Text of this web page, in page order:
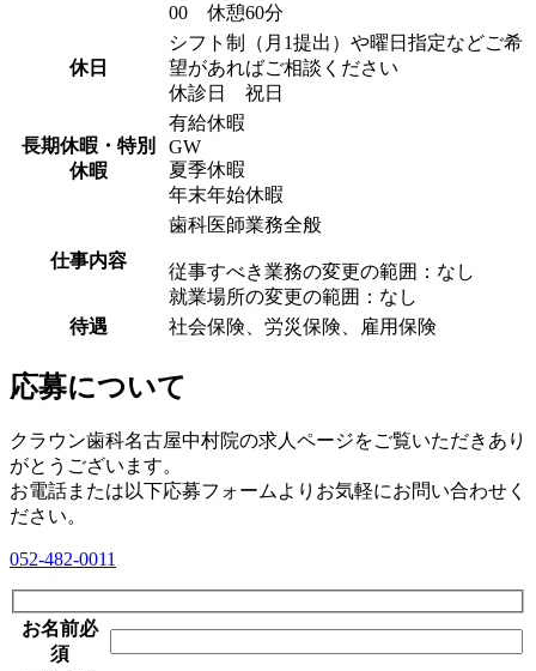
00 休憩60分
休日
シフト制（月1提出）や曜日指定などご希
望があればご相談ください
休診日 祝日
長期休暇・特別
休暇
有給休暇
GW
夏季休暇
年末年始休暇
仕事内容
歯科医師業務全般
従事すべき業務の変更の範囲：なし
就業場所の変更の範囲：なし
待遇
社会保険、労災保険、雇用保険
応募について
クラウン歯科名古屋中村院の求人ページをご覧いただきあり
がとうございます。
お電話または以下応募フォームよりお気軽にお問い合わせく
ださい。
052-482-0011
お名前必
須